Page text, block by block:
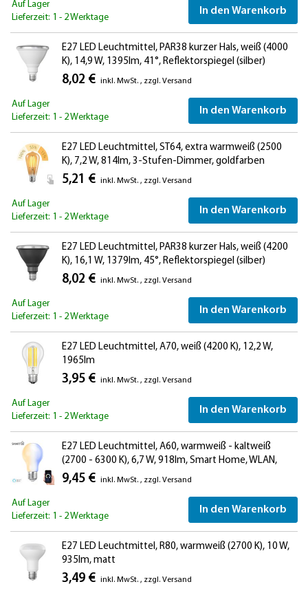
Auf Lager
Lieferzeit: 1 - 2 Werktage
In den Warenkorb
E27 LED Leuchtmittel, PAR38 kurzer Hals, weiß (4000
K), 14,9 W, 1395lm, 41°, Reflektorspiegel (silber)
8,02 € inkl. MwSt. , zzgl. Versand
Auf Lager
Lieferzeit: 1 - 2 Werktage
In den Warenkorb
E27 LED Leuchtmittel, ST64, extra warmweiß (2500
K), 7,2 W, 814lm, 3-Stufen-Dimmer, goldfarben
5,21 € inkl. MwSt. , zzgl. Versand
Auf Lager
Lieferzeit: 1 - 2 Werktage
In den Warenkorb
E27 LED Leuchtmittel, PAR38 kurzer Hals, weiß (4200
K), 16,1 W, 1379lm, 45°, Reflektorspiegel (silber)
8,02 € inkl. MwSt. , zzgl. Versand
Auf Lager
Lieferzeit: 1 - 2 Werktage
In den Warenkorb
E27 LED Leuchtmittel, A70, weiß (4200 K), 12,2 W,
1965lm
3,95 € inkl. MwSt. , zzgl. Versand
Auf Lager
Lieferzeit: 1 - 2 Werktage
In den Warenkorb
E27 LED Leuchtmittel, A60, warmweiß - kaltweiß
(2700 - 6300 K), 6,7 W, 918lm, Smart Home, WLAN,
Alexa, Milchglas
9,45 € inkl. MwSt. , zzgl. Versand
Auf Lager
Lieferzeit: 1 - 2 Werktage
In den Warenkorb
E27 LED Leuchtmittel, R80, warmweiß (2700 K), 10 W,
935lm, matt
3,49 € inkl. MwSt. , zzgl. Versand